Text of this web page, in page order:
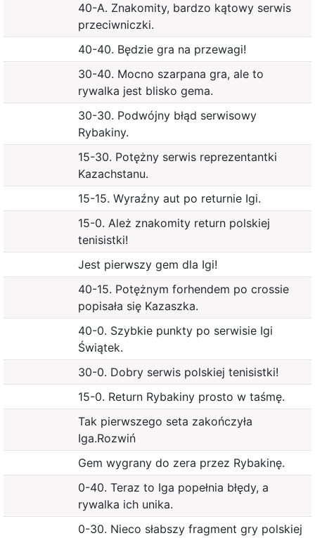
40-A. Znakomity, bardzo kątowy serwis
przeciwniczki.
40-40. Będzie gra na przewagi!
30-40. Mocno szarpana gra, ale to
rywalka jest blisko gema.
30-30. Podwójny błąd serwisowy
Rybakiny.
15-30. Potężny serwis reprezentantki
Kazachstanu.
15-15. Wyraźny aut po returnie Igi.
15-0. Ależ znakomity return polskiej
tenisistki!
Jest pierwszy gem dla Igi!
40-15. Potężnym forhendem po crossie
popisała się Kazaszka.
40-0. Szybkie punkty po serwisie Igi
Świątek.
30-0. Dobry serwis polskiej tenisistki!
15-0. Return Rybakiny prosto w taśmę.
Tak pierwszego seta zakończyła
Iga.Rozwiń
Gem wygrany do zera przez Rybakinę.
0-40. Teraz to Iga popełnia błędy, a
rywalka ich unika.
0-30. Nieco słabszy fragment gry polskiej